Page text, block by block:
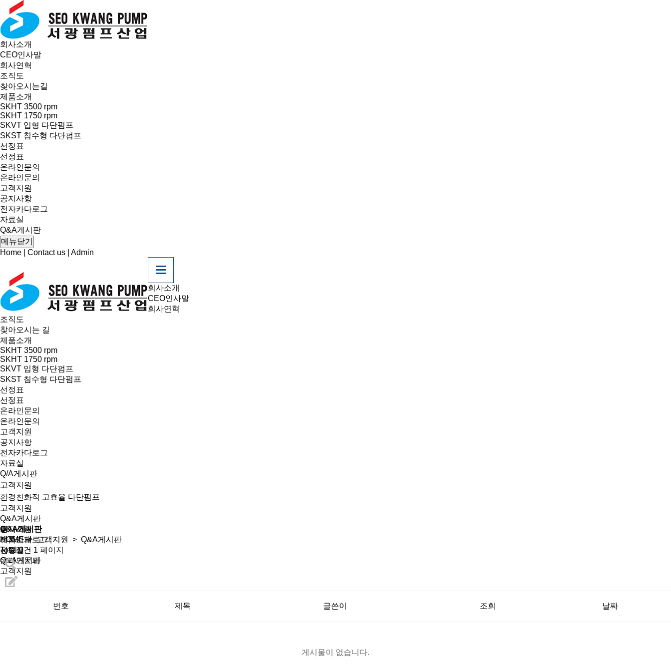
회사소개
CEO인사말
회사연혁
조직도
찾아오시는길
제품소개
SKHT 3500 rpm
SKHT 1750 rpm
SKVT 입형 다단펌프
SKST 침수형 다단펌프
선정표
선정표
온라인문의
온라인문의
고객지원
공지사항
전자카다로그
자료실
Q&A게시판
메뉴닫기
Home
Contact us Admin
회사소개
CEO인사말
회사연혁
조직도
찾아오시는 길
제품소개
SKHT 3500 rpm
SKHT 1750 rpm
SKVT 입형 다단펌프
SKST 침수형 다단펌프
선정표
선정표
온라인문의
온라인문의
고객지원
공지사항
전자카다로그
자료실
Q/A게시판
고객지원
환경친화적 고효율 다단펌프
고객지원
Q&A게시판
회사소개
제품소개
선정표
온라인문의
고객지원
공지사항
전자카달로그
자료실
Q&A게시판
Q&A게시판
HOME>고객지원
> Q&A게시판
Total 0건 1 페이지
번호 제목 글쓴이 조회 날짜
게시물이 없습니다.